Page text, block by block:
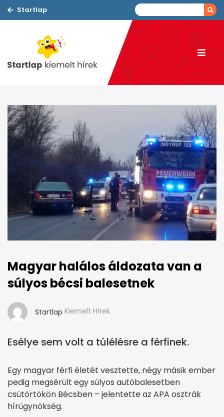
Startlap
Magyar halálos áldozata van a
súlyos bécsi balesetnek
Startlap Kiemelt Hírek
Esélye sem volt a túlélésre a férfinek.
Egy magyar férfi életét vesztette, négy másik ember
pedig megsérült egy súlyos autóbalesetben
csütörtökön Bécsben – jelentette az APA osztrák
hírügynökség.